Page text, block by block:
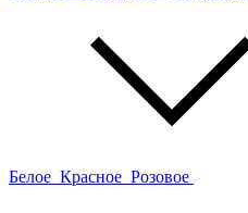
Белое Красное Розовое